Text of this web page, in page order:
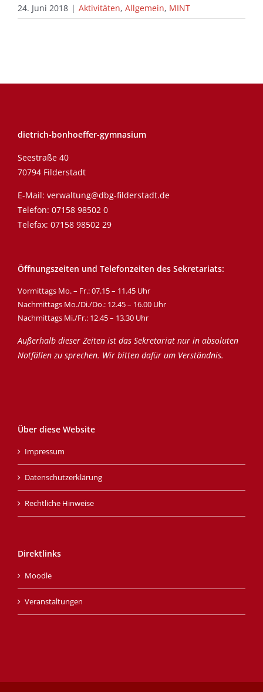
24. Juni 2018 | Aktivitäten, Allgemein, MINT
dietrich-bonhoeffer-gymnasium
Seestraße 40
70794 Filderstadt
E-Mail: verwaltung@dbg-filderstadt.de
Telefon: 07158 98502 0
Telefax: 07158 98502 29
Öffnungszeiten und Telefonzeiten des Sekretariats:
Vormittags Mo. – Fr.: 07.15 – 11.45 Uhr
Nachmittags Mo./Di./Do.: 12.45 – 16.00 Uhr
Nachmittags Mi./Fr.: 12.45 – 13.30 Uhr
Außerhalb dieser Zeiten ist das Sekretariat nur in absoluten
Notfällen zu sprechen. Wir bitten dafür um Verständnis.
Über diese Website
Impressum
Datenschutzerklärung
Rechtliche Hinweise
Direktlinks
Moodle
Veranstaltungen